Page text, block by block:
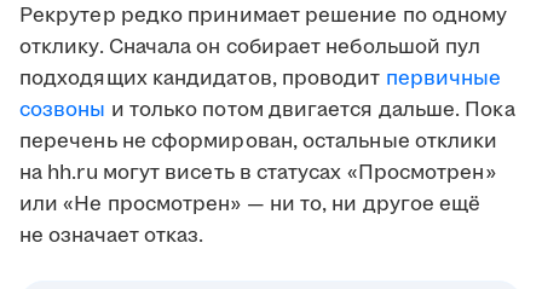
Рекрутер редко принимает решение по одному
отклику. Сначала он собирает небольшой пул
подходящих кандидатов, проводит первичные
созвоны и только потом двигается дальше. Пока
перечень не сформирован, остальные отклики
на hh.ru могут висеть в статусах «Просмотрен»
или «Не просмотрен» — ни то, ни другое ещё
не означает отказ.